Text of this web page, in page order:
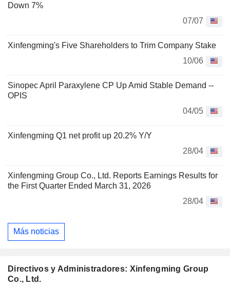
Down 7%
07/07
Xinfengming's Five Shareholders to Trim Company Stake
10/06
Sinopec April Paraxylene CP Up Amid Stable Demand --
OPIS
04/05
Xinfengming Q1 net profit up 20.2% Y/Y
28/04
Xinfengming Group Co., Ltd. Reports Earnings Results for
the First Quarter Ended March 31, 2026
28/04
Más noticias
Directivos y Administradores: Xinfengming Group
Co., Ltd.